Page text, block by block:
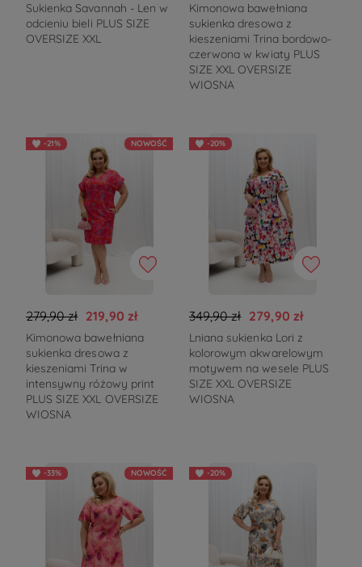
Sukienka Savannah - Len w
odcieniu bieli PLUS SIZE
OVERSIZE XXL
Kimonowa bawełniana
sukienka dresowa z
kieszeniami Trina bordowo-
czerwona w kwiaty PLUS
SIZE XXL OVERSIZE
WIOSNA
-21% NOWOŚĆ
279,90 zł 219,90 zł
Kimonowa bawełniana
sukienka dresowa z
kieszeniami Trina w
intensywny różowy print
PLUS SIZE XXL OVERSIZE
WIOSNA
-20%
349,90 zł 279,90 zł
Lniana sukienka Lori z
kolorowym akwarelowym
motywem na wesele PLUS
SIZE XXL OVERSIZE
WIOSNA
-33% NOWOŚĆ -20%